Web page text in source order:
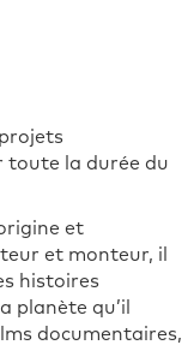
toute la durée du
et
et monteur, il
histoires
planète qu’il
documentaires,